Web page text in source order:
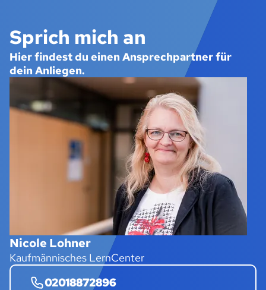
Sprich mich an
Hier findest du einen Ansprechpartner für
dein Anliegen.
Nicole Lohner
Kaufmännisches LernCenter
02018872896